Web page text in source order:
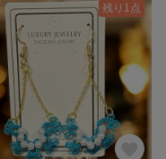
残り1点